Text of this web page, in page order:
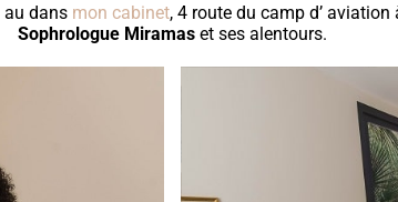
au dans mon cabinet, 4 route du camp d’ aviation
Sophrologue Miramaset ses alentours.